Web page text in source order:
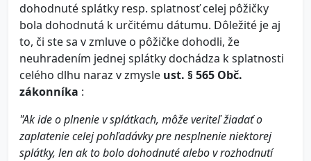
dohodnuté splátky resp. splatnosť celej pôžičky
bola dohodnutá k určitému dátumu. Dôležité je aj
to, či ste sa v zmluve o pôžičke dohodli, že
neuhradením jednej splátky dochádza k splatnosti
celého dlhu naraz v zmysle ust. § 565 Obč.
zákonníka :
"Ak ide o plnenie v splátkach, môže veriteľ žiadať o
zaplatenie celej pohľadávky pre nesplnenie niektorej
splátky, len ak to bolo dohodnuté alebo v rozhodnutí